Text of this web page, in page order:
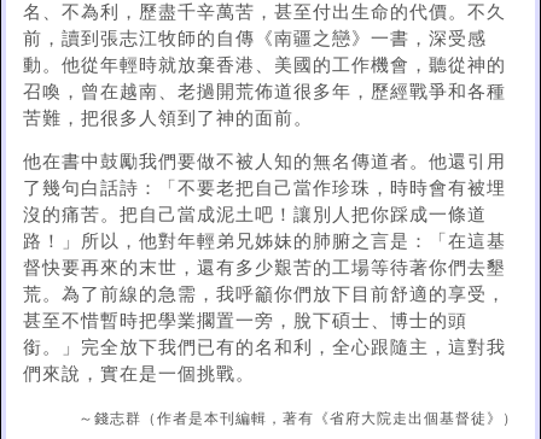
名、不為利，歷盡千辛萬苦，甚至付出生命的代價。不久
前，讀到張志江牧師的自傳《南疆之戀》一書，深受感
動。他從年輕時就放棄香港、美國的工作機會，聽從神的
召喚，曾在越南、老撾開荒佈道很多年，歷經戰爭和各種
苦難，把很多人領到了神的面前。
他在書中鼓勵我們要做不被人知的無名傳道者。他還引用
了幾句白話詩：「不要老把自己當作珍珠，時時會有被埋
沒的痛苦。把自己當成泥土吧！讓別人把你踩成一條道
路！」所以，他對年輕弟兄姊妹的肺腑之言是：「在這基
督快要再來的末世，還有多少艱苦的工場等待著你們去墾
荒。為了前線的急需，我呼籲你們放下目前舒適的享受，
甚至不惜暫時把學業擱置一旁，脫下碩士、博士的頭
銜。」完全放下我們已有的名和利，全心跟隨主，這對我
們來說，實在是一個挑戰。
～錢志群（作者是本刊編輯，著有《省府大院走出個基督徒》）